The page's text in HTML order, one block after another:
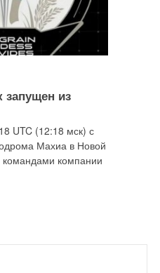
запущен из
UTC (12:18 мск) с
Махиа в Новой
компании